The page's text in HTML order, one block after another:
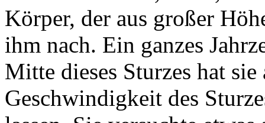
Körper, der aus großer
ihm nach. Ein ganzes
Mitte dieses Sturzes hat
Geschwindigkeit des